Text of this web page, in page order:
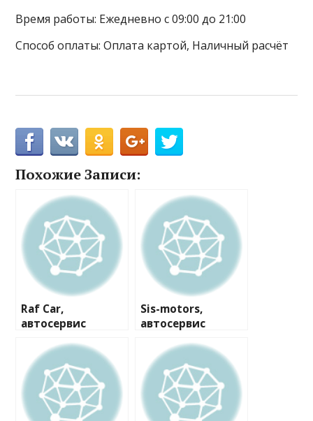
Время работы: Ежедневно с 09:00 до 21:00
Способ оплаты: Оплата картой, Наличный расчёт
Похожие Записи:
Raf Car,
автосервис
Sis-motors,
автосервис